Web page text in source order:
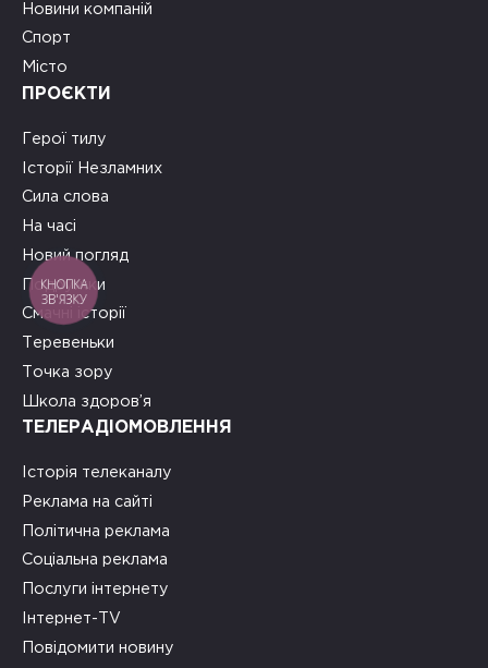
Новини компаній
Спорт
Місто
ПРОЄКТИ
Герої тилу
Історії Незламних
Сила слова
На часі
Новий погляд
Подружки
Смачні історії
Теревеньки
Точка зору
Школа здоров’я
ТЕЛЕРАДІОМОВЛЕННЯ
Історія телеканалу
Реклама на сайті
Політична реклама
Соціальна реклама
Послуги інтернету
Інтернет-TV
Повідомити новину
КНОПКА
ЗВ'ЯЗКУ